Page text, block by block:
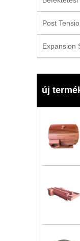
Post
Expansion
új